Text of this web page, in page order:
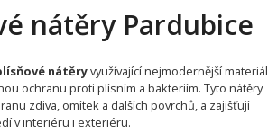
nátěry Pardubice
nátěryvyužívající nejmodernější
ochranu proti plísním a bakteriím. Tyto nátěry
zdiva, omítek a dalších povrchů, a zajišťují
v interiéru i exteriéru.